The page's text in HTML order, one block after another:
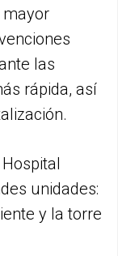
mayor
las
rápida, así
unidades:
y la torre